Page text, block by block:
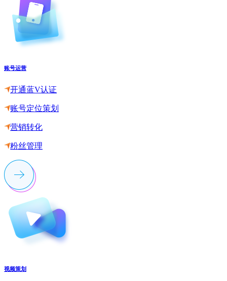
账号运营
开通蓝V认证
账号定位策划
营销转化
粉丝管理
视频策划